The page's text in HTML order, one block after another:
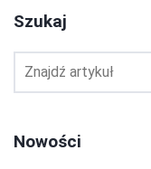
Szukaj
Nowości